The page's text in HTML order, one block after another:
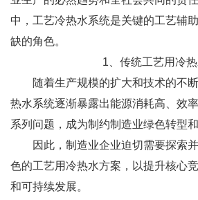
中，工艺冷热水系统是关键的工艺辅
缺的角色。
1、传统工艺用冷
随着生产规模的扩大和技术的不
热水系统逐渐暴露出能源消耗高、效
系列问题，成为制约制造业绿色转型和
因此，制造业企业迫切需要探索
色的工艺用冷热水方案，以提升核心
和可持续发展。